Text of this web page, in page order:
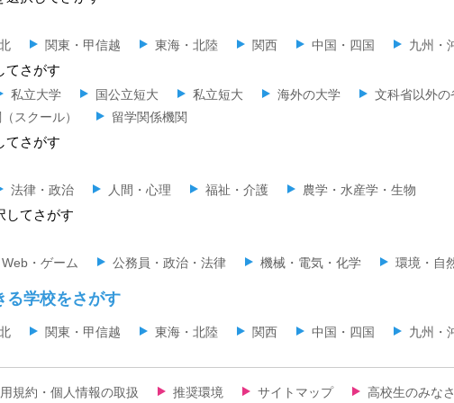
関東・甲信越 東海・北陸 関西 中国・四国 九州・
てさがす
私立大学 国公立短大 私立短大 海外の大学 文科省以外の
スクール）
留学関係機関
てさがす
法律・政治 人間・心理 福祉・介護 農学・水産学・生物
してさがす
・ゲーム 公務員・政治・法律 機械・電気・化学 環境・自
る学校をさがす
関東・甲信越 東海・北陸 関西 中国・四国 九州・
規約・個人情報の取扱 推奨環境 サイトマップ 高校生のみな